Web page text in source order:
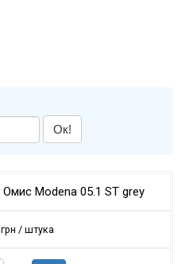
Ок!
Modena 05.1 ST grey
грн / штука